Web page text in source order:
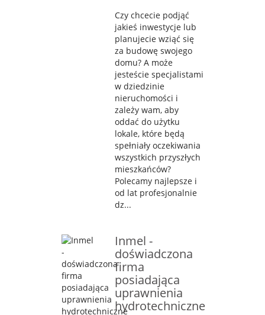
Czy chcecie podjąć
jakieś inwestycje lub
planujecie wziąć się
za budowę swojego
domu? A może
jesteście specjalistami
w dziedzinie
nieruchomości i
zależy wam, aby
oddać do użytku
lokale, które będą
spełniały oczekiwania
wszystkich przyszłych
mieszkańców?
Polecamy najlepsze i
od lat profesjonalnie
dz...
Inmel -
doświadczona
firma
posiadająca
uprawnienia
hydrotechniczne